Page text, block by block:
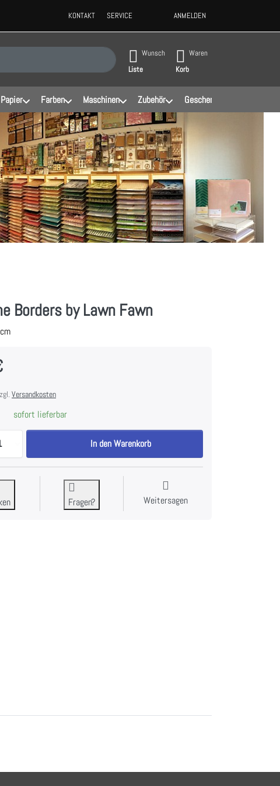
KONTAKT SERVICE ANMELDEN
tippen, erscheinen automatisch erste Ergebnisse. Drücken Sie die
Wunsch
Liste
Waren
Korb
Papier Farben Maschinen Zubehör Geschenke
Borders by Lawn Fawn
Versandkosten
sofort lieferbar
Valentine Borders by Lawn Fawn zu 9,90 €, Menge 1.
In den Warenkorb
Fragen? Weitersagen